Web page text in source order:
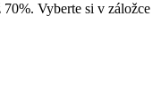
Vyberte si v záložce